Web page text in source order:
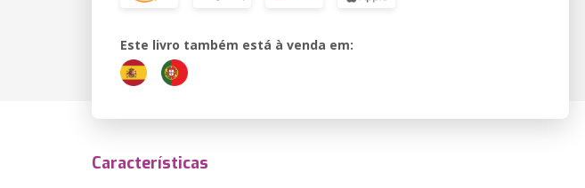
Este livro também está à venda em:
Características